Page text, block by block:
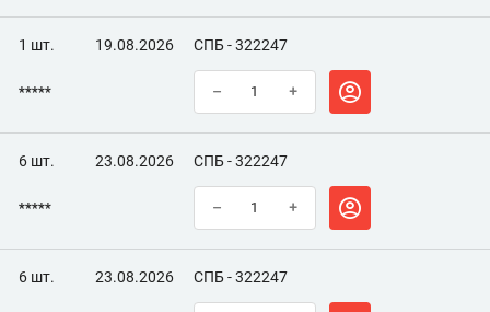
1 шт. 19.08.2026 СПБ - 322247
***** – +
6 шт. 23.08.2026 СПБ - 322247
***** – +
6 шт. 23.08.2026 СПБ - 322247